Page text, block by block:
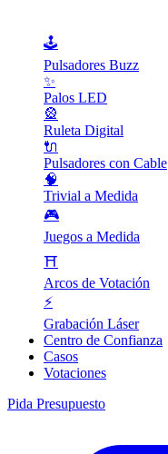
🕹️
Pulsadores Buzz
✨
Palos LED
🎡
Ruleta Digital
🔌
Pulsadores con Cable
🧠
Trivial a Medida
🎮
Juegos a Medida
⛩️
Arcos de Votación
⚡
Grabación Láser
Centro de Confianza
Casos
Votaciones
Pida Presupuesto